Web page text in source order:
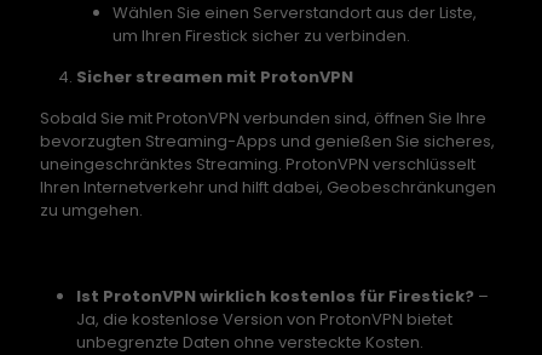
Wählen Sie einen Serverstandort aus der Liste,
um Ihren Firestick sicher zu verbinden.
Sicher streamen mit ProtonVPN
Sobald Sie mit ProtonVPN verbunden sind, öffnen Sie Ihre
bevorzugten Streaming-Apps und genießen Sie sicheres,
uneingeschränktes Streaming. ProtonVPN verschlüsselt
Ihren Internetverkehr und hilft dabei, Geobeschränkungen
zu umgehen.
Ist ProtonVPN wirklich kostenlos für Firestick? –
Ja, die kostenlose Version von ProtonVPN bietet
unbegrenzte Daten ohne versteckte Kosten.